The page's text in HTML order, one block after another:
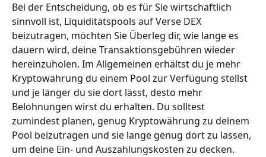
Bei der Entscheidung, ob es für Sie wirtschaftlich
sinnvoll ist, Liquiditätspools auf Verse DEX
beizutragen, möchten Sie Überleg dir, wie lange es
dauern wird, deine Transaktionsgebühren wieder
hereinzuholen. Im Allgemeinen erhältst du je mehr
Kryptowährung du einem Pool zur Verfügung stellst
und je länger du sie dort lässt, desto mehr
Belohnungen wirst du erhalten. Du solltest
zumindest planen, genug Kryptowährung zu deinem
Pool beizutragen und sie lange genug dort zu lassen,
um deine Ein- und Auszahlungskosten zu decken.